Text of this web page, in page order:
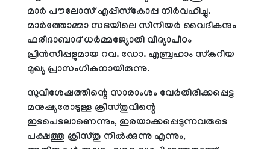
മാര്‍ പൗലോസ് എപ്പിസ്‌കോപ്പ നിര്‍വഹിച്ചു.
മാര്‍ത്തോമ്മാ സഭയിലെ സീനിയര്‍ വൈദീകനും
ഫരീദാബാദ് ധര്‍മ്മജ്യോതി വിദ്യാപീഠം
പ്രിന്‍സിപ്പളുമായ റവ. ഡോ. എബ്രഹാം സ്‌കറിയ
മുഖ്യ പ്രാസംഗികനായിരുന്നു.
സുവിശേഷത്തിന്റെ സാരാംശം വേര്‍തിരിക്കപ്പെട്ട
മനുഷ്യരോടുള്ള ക്രിസ്തുവിന്റെ
ഇടപെടലാണെന്നും, ഇരയാക്കപ്പെടുന്നവരുടെ
പക്ഷത്തു ക്രിസ്തു നില്‍ക്കുന്നു എന്നും,